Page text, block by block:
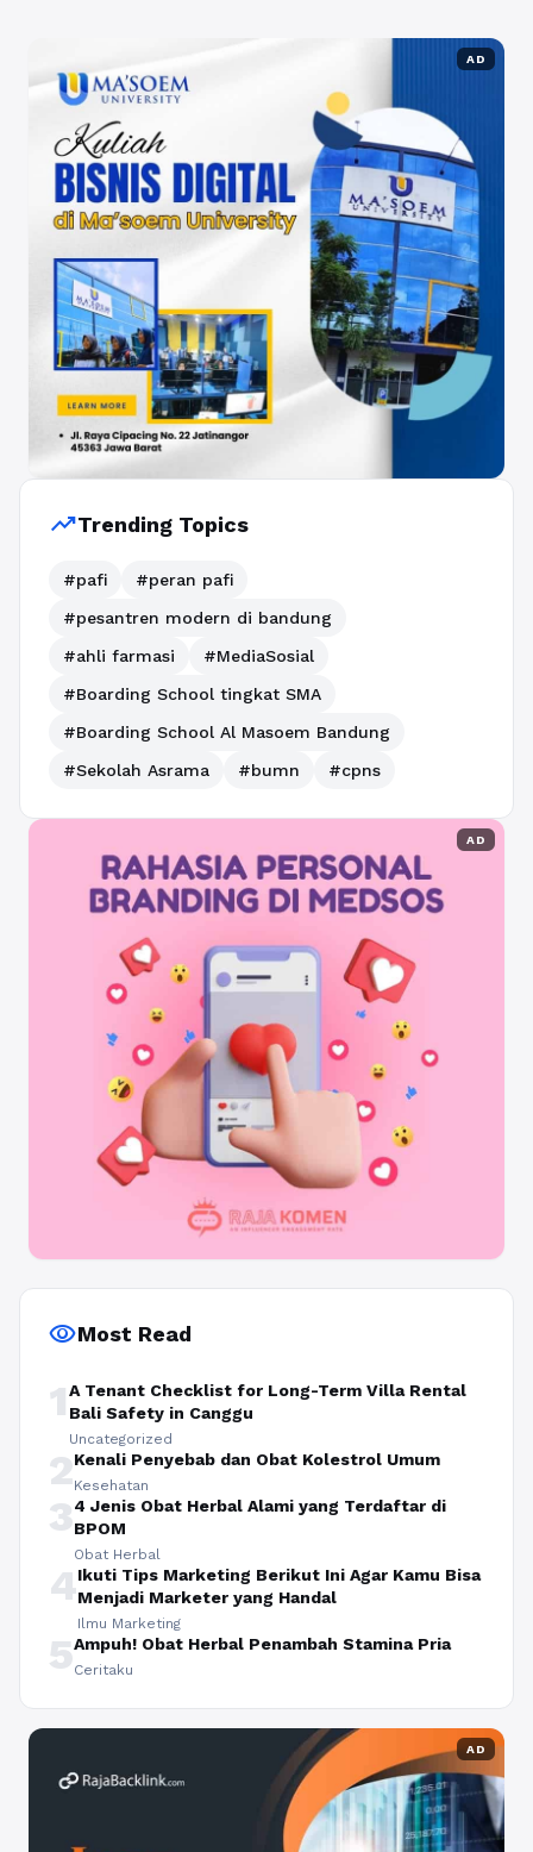
AD
trending_upTrending Topics
#pafi
#peran pafi
#pesantren modern di bandung
#ahli farmasi
#MediaSosial
#Boarding School tingkat SMA
#Boarding School Al Masoem Bandung
#Sekolah Asrama
#bumn #cpns
AD
visibilityMost Read
1A Tenant Checklist for Long-Term Villa Rental
Bali Safety in Canggu
Uncategorized
2Kenali Penyebab dan Obat Kolestrol Umum
Kesehatan
34 Jenis Obat Herbal Alami yang Terdaftar di
BPOM
Obat Herbal
4Ikuti Tips Marketing Berikut Ini Agar Kamu Bisa
Menjadi Marketer yang Handal
Ilmu Marketing
5Ampuh! Obat Herbal Penambah Stamina Pria
Ceritaku
AD